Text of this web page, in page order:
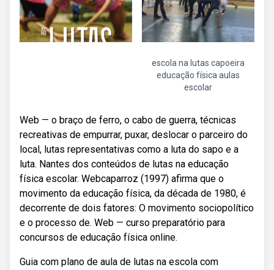
escola na lutas capoeira
educação física aulas
escolar
Web — o braço de ferro, o cabo de guerra, técnicas
recreativas de empurrar, puxar, deslocar o parceiro do
local, lutas representativas como a luta do sapo e a
luta. Nantes dos conteúdos de lutas na educação
física escolar. Webcaparroz (1997) afirma que o
movimento da educação física, da década de 1980, é
decorrente de dois fatores: O movimento sociopolítico
e o processo de. Web — curso preparatório para
concursos de educação física online.
Guia com plano de aula de lutas na escola com